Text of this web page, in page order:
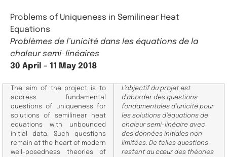
Problems of Uniqueness in Semilinear Heat
Equations
Problèmes de l’unicité dans les équations de la
chaleur semi-linéaires
30 April – 11 May 2018
The aim of the project is to
address fundamental
questions of uniqueness for
solutions of semilinear heat
equations with unbounded
initial data. Such questions
remain at the heart of modern
well-posedness theories of
L’objectif du projet est
d’aborder des questions
fondamentales d’unicité pour
les solutions d’équations de
chaleur semi-linéaire avec
des données initiales non
limitées. De telles questions
restent au cœur des théories